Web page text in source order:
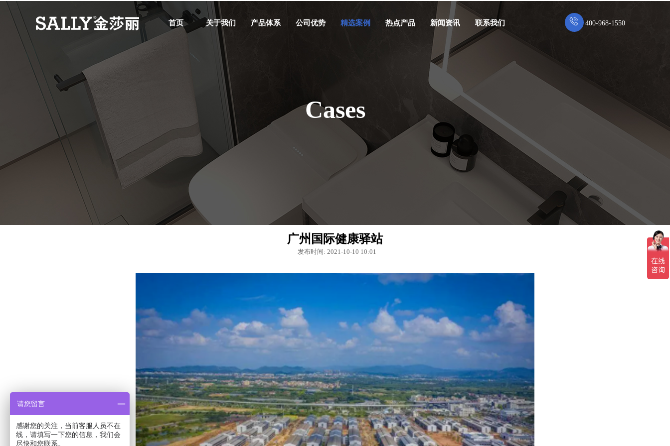
首页 关于我们 产品体系 公司优势 精选案例 热点产品 新闻资讯 联系我们 400-968-1550
Cases
广州国际健康驿站
发布时间: 2021-10-10 10:01
请您留言
感谢您的关注，当前客服人员不在
线，请填写一下您的信息，我们会
尽快和您联系。